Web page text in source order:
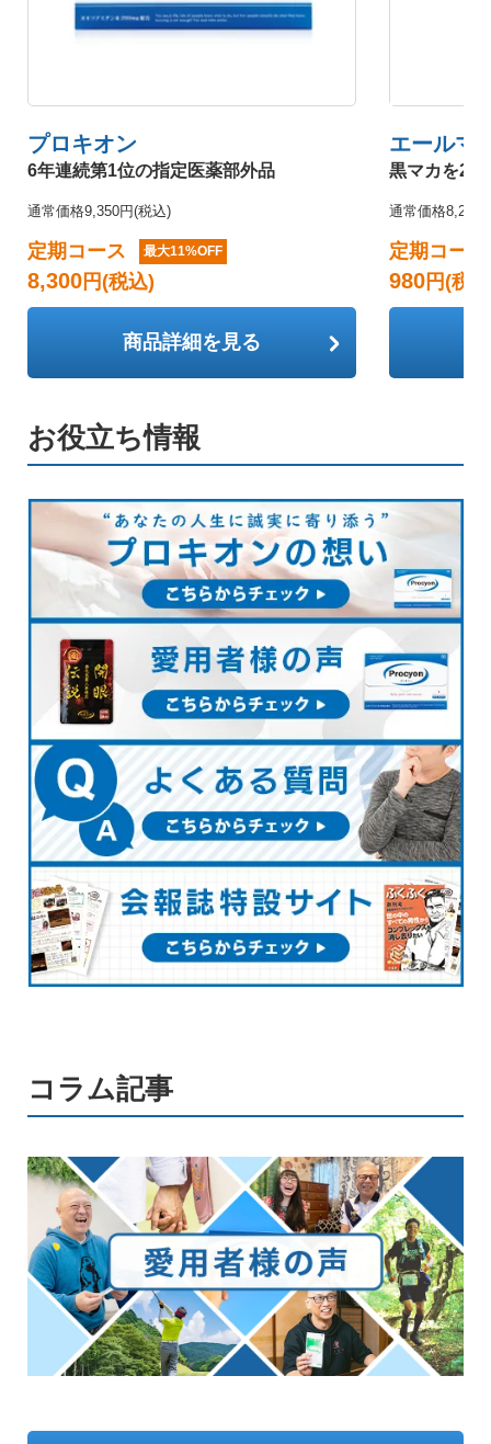
プロキオン
6年連続第1位の指定医薬部外品
通常価格9,350円(税込)
定期コース 最大11%OFF
8,300円(税込)
商品詳細を見る
エールマ
黒マカを20
通常価格8,200
定期コー
980円(税
お役立ち情報
コラム記事